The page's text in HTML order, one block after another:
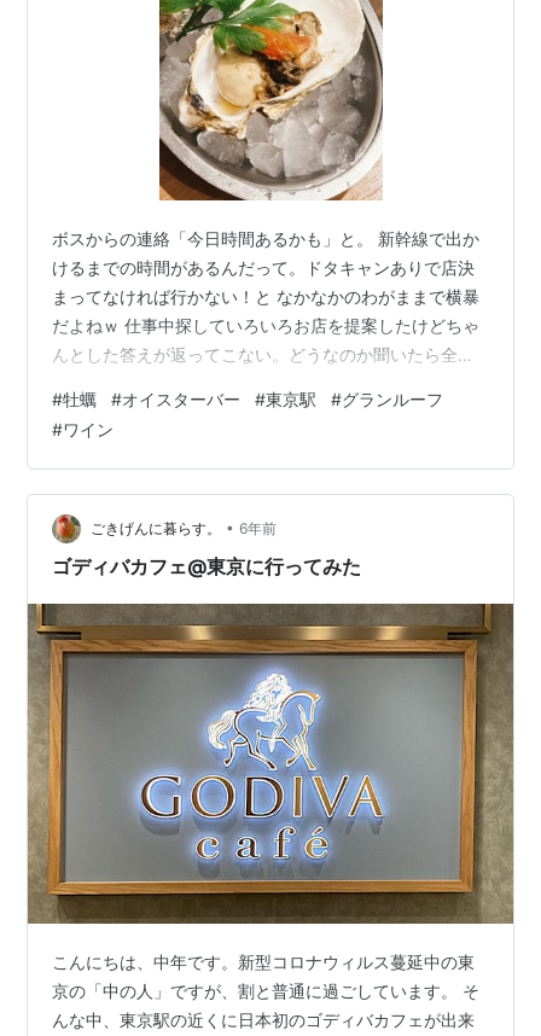
ボスからの連絡「今日時間あるかも」と。 新幹線で出か
けるまでの時間があるんだって。ドタキャンありで店決
まってなければ行かない！と なかなかのわがままで横暴
だよねｗ 仕事中探していろいろお店を提案したけどちゃ
んとした答えが返ってこない。どうなのか聞いたら全部
なっていたところに行くことになりました。 自分は仕事
早く終わるんですよ。買い物したりあちこち行った
り。。 で結局４時間待ちですｗ恋人でもしないことです
よね、多分。これだけ待ってなくなるよりかはいいや。
ということでお店へ。自分が先に行きます。 ドタキャン
もありというとこだったので予約はしませ…
#牡蠣 #オイスターバー #東京駅 #グランルーフ
#ワイン
ごきげんに暮らす。 • 6年前
ゴディバカフェ@東京に行ってみた
こんにちは、中年です。新型コロナウィルス蔓延中の東
京の「中の人」ですが、割と普通に過ごしています。 そ
んな中、東京駅の近くに日本初のゴディバカフェが出来